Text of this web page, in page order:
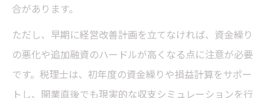
合があります。
ただし、早期に経営改善計画を立てなければ、資金繰り
の悪化や追加融資のハードルが高くなる点に注意が必要
です。税理士は、初年度の資金繰りや損益計算をサポー
トし、開業直後でも現実的な収支シミュレーションを行